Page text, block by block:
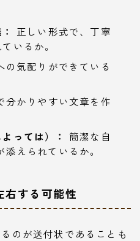
正しい形式で、丁寧
いるか。
の気配りができている
分かりやすい文章を作
っては）：
簡潔な自
えられているか。
右する可能性
のが送付状であることも